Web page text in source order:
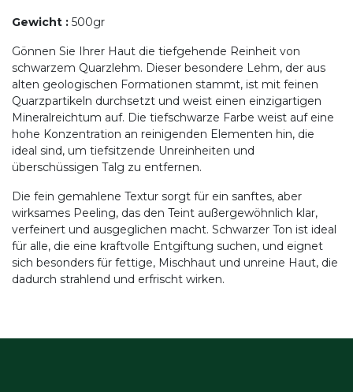
Gewicht : 500gr
Gönnen Sie Ihrer Haut die tiefgehende Reinheit von
schwarzem Quarzlehm. Dieser besondere Lehm, der aus
alten geologischen Formationen stammt, ist mit feinen
Quarzpartikeln durchsetzt und weist einen einzigartigen
Mineralreichtum auf. Die tiefschwarze Farbe weist auf eine
hohe Konzentration an reinigenden Elementen hin, die
ideal sind, um tiefsitzende Unreinheiten und
überschüssigen Talg zu entfernen.
Die fein gemahlene Textur sorgt für ein sanftes, aber
wirksames Peeling, das den Teint außergewöhnlich klar,
verfeinert und ausgeglichen macht. Schwarzer Ton ist ideal
für alle, die eine kraftvolle Entgiftung suchen, und eignet
sich besonders für fettige, Mischhaut und unreine Haut, die
dadurch strahlend und erfrischt wirken.